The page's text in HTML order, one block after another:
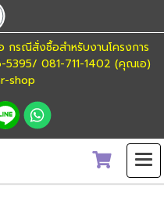
กรณีสั่งซื้อสำหรับงานโครงการ
081-711-1402 (คุณเอ)
shop